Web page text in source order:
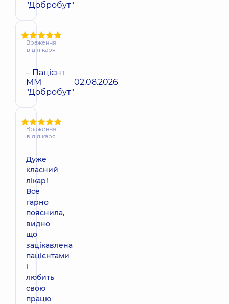
"Добробут"
Враження
від лікаря
– Пацієнт
ММ
"Добробут"
02.08.2026
Враження
від лікаря
Дуже
класний
лікар!
Все
гарно
пояснила,
видно
що
зацікавлена
пацієнтами
і
любить
свою
працю